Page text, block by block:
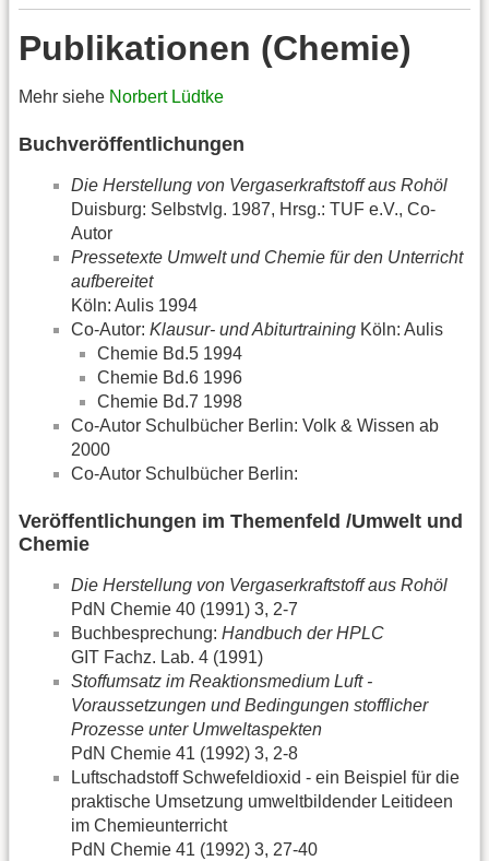
Publikationen (Chemie)
Mehr siehe Norbert Lüdtke
Buchveröffentlichungen
Die Herstellung von Vergaserkraftstoff aus Rohöl
Duisburg: Selbstvlg. 1987, Hrsg.: TUF e.V., Co-
Autor
Pressetexte Umwelt und Chemie für den Unterricht
aufbereitet
Köln: Aulis 1994
Co-Autor: Klausur- und Abiturtraining Köln: Aulis
Chemie Bd.5 1994
Chemie Bd.6 1996
Chemie Bd.7 1998
Co-Autor Schulbücher Berlin: Volk & Wissen ab
2000
Co-Autor Schulbücher Berlin:
Veröffentlichungen im Themenfeld /Umwelt und
Chemie
Die Herstellung von Vergaserkraftstoff aus Rohöl
PdN Chemie 40 (1991) 3, 2-7
Buchbesprechung: Handbuch der HPLC
GIT Fachz. Lab. 4 (1991)
Stoffumsatz im Reaktionsmedium Luft -
Voraussetzungen und Bedingungen stofflicher
Prozesse unter Umweltaspekten
PdN Chemie 41 (1992) 3, 2-8
Luftschadstoff Schwefeldioxid - ein Beispiel für die
praktische Umsetzung umweltbildender Leitideen
im Chemieunterricht
PdN Chemie 41 (1992) 3, 27-40